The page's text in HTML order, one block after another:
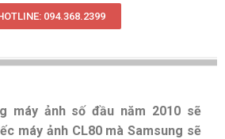
094.368.2399
máy ảnh số đầu năm 2010 sẽ
máy ảnh CL80 mà Samsung sẽ